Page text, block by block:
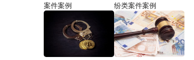
案件案例
纷类案件案例